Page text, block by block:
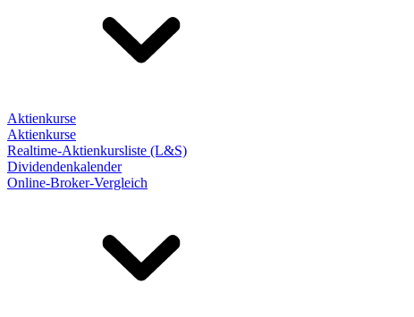
Aktienkurse
Aktienkurse
Realtime-Aktienkursliste (L&S)
Dividendenkalender
Online-Broker-Vergleich